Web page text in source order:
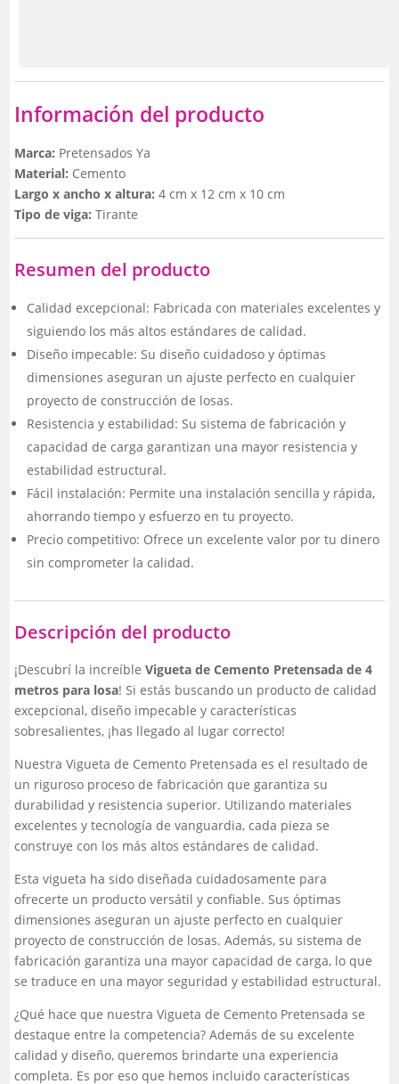
Información del producto
Marca: Pretensados Ya
Material: Cemento
Largo x ancho x altura: 4 cm x 12 cm x 10 cm
Tipo de viga: Tirante
Resumen del producto
Calidad excepcional: Fabricada con materiales excelentes y
siguiendo los más altos estándares de calidad.
Diseño impecable: Su diseño cuidadoso y óptimas
dimensiones aseguran un ajuste perfecto en cualquier
proyecto de construcción de losas.
Resistencia y estabilidad: Su sistema de fabricación y
capacidad de carga garantizan una mayor resistencia y
estabilidad estructural.
Fácil instalación: Permite una instalación sencilla y rápida,
ahorrando tiempo y esfuerzo en tu proyecto.
Precio competitivo: Ofrece un excelente valor por tu dinero
sin comprometer la calidad.
Descripción del producto
¡Descubrí la increíbleVigueta de Cemento Pretensada de 4
metros para losa! Si estás buscando un producto de calidad
excepcional, diseño impecable y características
sobresalientes, ¡has llegado al lugar correcto!
Nuestra Vigueta de Cemento Pretensada es el resultado de
un riguroso proceso de fabricación que garantiza su
durabilidad y resistencia superior. Utilizando materiales
excelentes y tecnología de vanguardia, cada pieza se
construye con los más altos estándares de calidad.
Esta vigueta ha sido diseñada cuidadosamente para
ofrecerte un producto versátil y confiable. Sus óptimas
dimensiones aseguran un ajuste perfecto en cualquier
proyecto de construcción de losas. Además, su sistema de
fabricación garantiza una mayor capacidad de carga, lo que
se traduce en una mayor seguridad y estabilidad estructural.
¿Qué hace que nuestra Vigueta de Cemento Pretensada se
destaque entre la competencia? Además de su excelente
calidad y diseño, queremos brindarte una experiencia
completa. Es por eso que hemos incluido características